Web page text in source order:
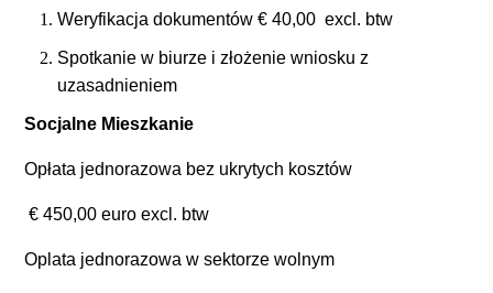
Weryfikacja dokumentów € 40,00 excl. btw
Spotkanie w biurze i złożenie wniosku z
uzasadnieniem
Socjalne Mieszkanie
Opłata jednorazowa bez ukrytych kosztów
€ 450,00 euro excl. btw
Oplata jednorazowa w sektorze wolnym